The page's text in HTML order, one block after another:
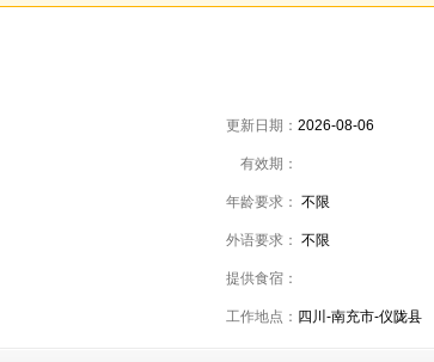
更新日期： 2026-08-06
有效期：
年龄要求： 不限
外语要求： 不限
提供食宿：
工作地点： 四川-南充市-仪陇县